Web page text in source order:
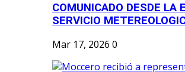
COMUNICADO DESDE LA
SERVICIO
Mar 17, 2026 0